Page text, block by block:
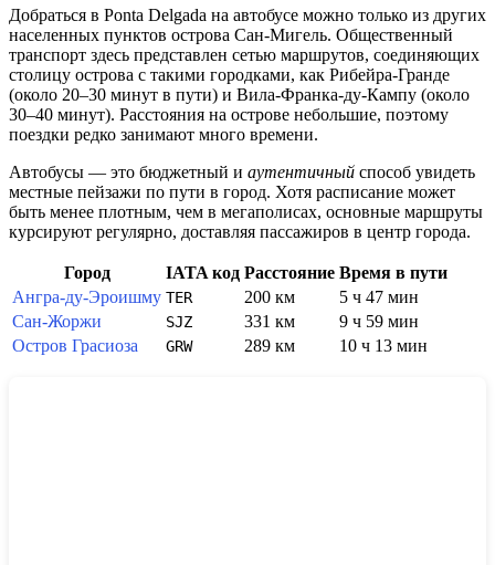
Добраться в Ponta Delgada на автобусе можно только из других
населенных пунктов острова Сан-Мигель. Общественный
транспорт здесь представлен сетью маршрутов, соединяющих
столицу острова с такими городками, как Рибейра-Гранде
(около 20–30 минут в пути) и Вила-Франка-ду-Кампу (около
30–40 минут). Расстояния на острове небольшие, поэтому
поездки редко занимают много времени.
Автобусы — это бюджетный и аутентичный способ увидеть
местные пейзажи по пути в город. Хотя расписание может
быть менее плотным, чем в мегаполисах, основные маршруты
курсируют регулярно, доставляя пассажиров в центр города.
Город IATA код Расстояние Время в пути
Ангра-ду-Эроишму TER 200 км
5 ч 47 мин
Сан-Жоржи
SJZ 331 км
9 ч 59 мин
Остров Грасиоза
GRW 289 км 10 ч 13 мин